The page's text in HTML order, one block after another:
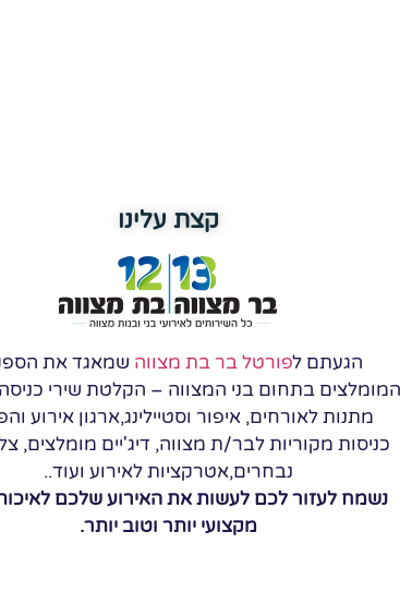
קצת עלינו
הגעתם לפורטל בר בת מצווה שמאגד את
המומלצים בתחום בני המצווה – הקלטת שירי
מתנות לאורחים, איפור וסטיילינג,ארגון אירוע
כניסות מקוריות לבר/ת מצווה, דיג'יים מומלצים,
נבחרים,אטרקציות לאירוע ועוד..
נשמח לעזור לכם לעשות את האירוע שלכם
מקצועי יותר וטוב יותר.